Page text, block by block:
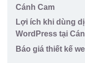
Cánh Cam
Lợi ích khi dùng
WordPress tại
Báo giá thiết kế